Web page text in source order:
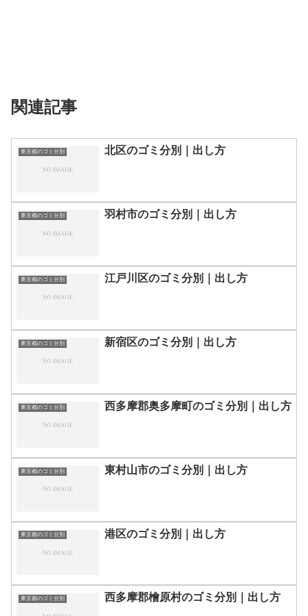
関連記事
東京都のゴミ分別 北区のゴミ分別｜出し方
東京都のゴミ分別 羽村市のゴミ分別｜出し方
東京都のゴミ分別 江戸川区のゴミ分別｜出し方
東京都のゴミ分別 新宿区のゴミ分別｜出し方
東京都のゴミ分別 西多摩郡奥多摩町のゴミ分別｜出し方
東京都のゴミ分別 東村山市のゴミ分別｜出し方
東京都のゴミ分別 港区のゴミ分別｜出し方
東京都のゴミ分別 西多摩郡檜原村のゴミ分別｜出し方